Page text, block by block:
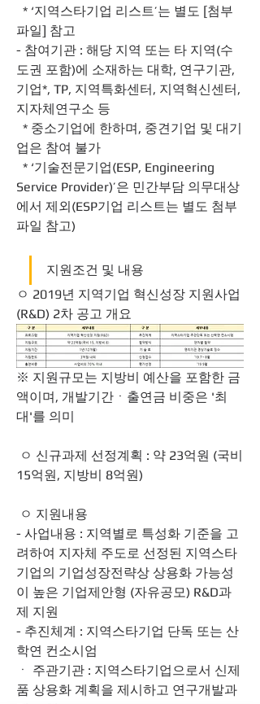
* ‘지역스타기업 리스트’는 별도 [첨부
파일] 참고
- 참여기관 : 해당 지역 또는 타 지역(수
도권 포함)에 소재하는 대학, 연구기관,
기업*, TP, 지역특화센터, 지역혁신센터,
지자체연구소 등
* 중소기업에 한하며, 중견기업 및 대기
업은 참여 불가
* ‘기술전문기업(ESP, Engineering
Service Provider)’은 민간부담 의무대상
에서 제외(ESP기업 리스트는 별도 첨부
지원조건 및 내용
ㅇ 2019년 지역기업 혁신성장 지원사업
(R&D) 2차 공고 개요
※ 지원규모는 지방비 예산을 포함한 금
액이며, 개발기간ㆍ출연금 비중은 '최
대'를 의미
15억원, 지방비 8억원)
ㅇ 지원내용
- 사업내용 : 지역별로 특성화 기준을 고
려하여 지자체 주도로 선정된 지역스타
기업의 기업성장전략상 상용화 가능성
이 높은 기업제안형 (자유공모) R&D과
제 지원
- 추진체계 : 지역스타기업 단독 또는 산
학연 컨소시엄
ㆍ 주관기관 : 지역스타기업으로서 신제
품 상용화 계획을 제시하고 연구개발과